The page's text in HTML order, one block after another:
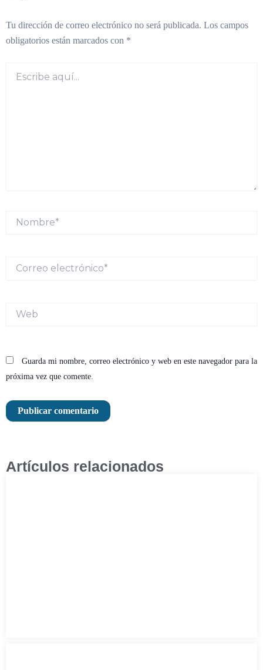
Tu dirección de correo electrónico no será publicada. Los campos
obligatorios están marcados con *
aquí...
electrónico*
Guarda mi nombre, correo electrónico y web en este navegador para la
próxima vez que comente.
Artículos relacionados